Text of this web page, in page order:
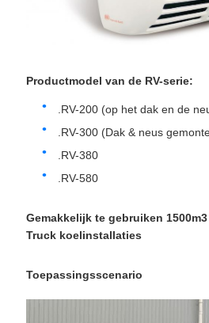
Productmodel van de RV-serie:
.RV-200 (op het dak en de
.RV-300 (Dak & neus
.RV-380
.RV-580
Gemakkelijk te gebruiken
Truck koelinstallaties
Toepassingsscenario